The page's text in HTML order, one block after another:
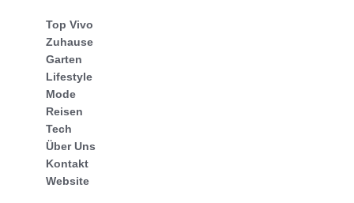
Top Vivo
Zuhause
Garten
Lifestyle
Mode
Reisen
Tech
Über Uns
Kontakt
Website